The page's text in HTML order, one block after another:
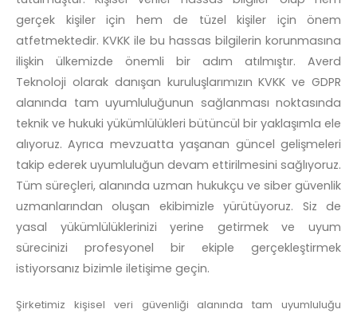
gerçek kişiler için hem de tüzel kişiler için önem
atfetmektedir. KVKK ile bu hassas bilgilerin korunmasına
ilişkin ülkemizde önemli bir adım atılmıştır. Averd
Teknoloji olarak danışan kuruluşlarımızın KVKK ve GDPR
alanında tam uyumluluğunun sağlanması noktasında
teknik ve hukuki yükümlülükleri bütüncül bir yaklaşımla ele
alıyoruz. Ayrıca mevzuatta yaşanan güncel gelişmeleri
takip ederek uyumluluğun devam ettirilmesini sağlıyoruz.
Tüm süreçleri, alanında uzman hukukçu ve siber güvenlik
uzmanlarından oluşan ekibimizle yürütüyoruz. Siz de
yasal yükümlülüklerinizi yerine getirmek ve uyum
sürecinizi profesyonel bir ekiple gerçekleştirmek
istiyorsanız bizimle iletişime geçin.
Şirketimiz kişisel veri güvenliği alanında tam uyumluluğu